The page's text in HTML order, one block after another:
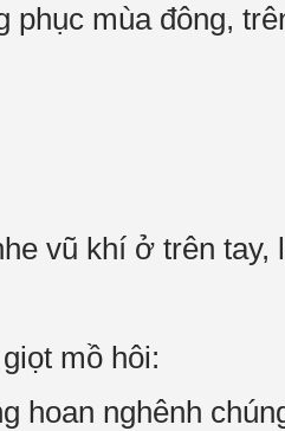
phục mùa đông,
vũ khí ở trên tay,
mồ hôi:
hoan nghênh